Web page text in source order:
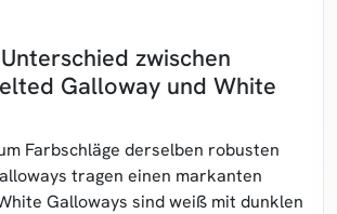
zwischen
Galloway und White
Farbschläge derselben robusten
tragen einen markanten
Galloways sind weiß mit dunklen